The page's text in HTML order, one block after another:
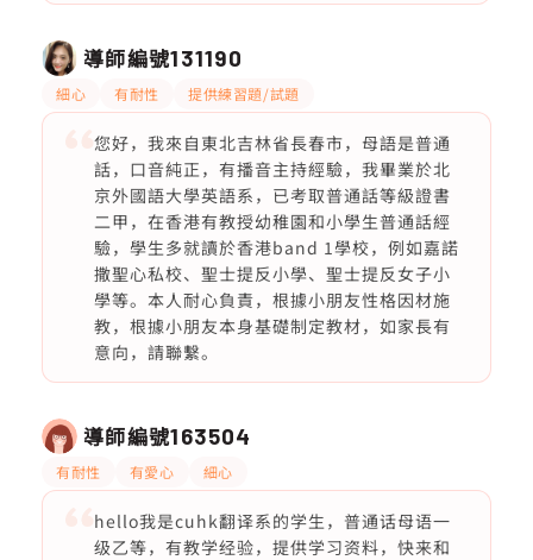
導師編號131190
細心 有耐性 提供練習題/試題
您好，我來自東北吉林省長春市，母語是普通
話，口音純正，有播音主持經驗，我畢業於北
京外國語大學英語系，已考取普通話等級證書
二甲，在香港有教授幼稚園和小學生普通話經
驗，學生多就讀於香港band 1學校，例如嘉諾
撒聖心私校、聖士提反小學、聖士提反女子小
學等。本人耐心負責，根據小朋友性格因材施
教，根據小朋友本身基礎制定教材，如家長有
意向，請聯繫。
導師編號163504
有耐性 有愛心 細心
hello我是cuhk翻译系的学生，普通话母语一
级乙等，有教学经验，提供学习资料，快来和